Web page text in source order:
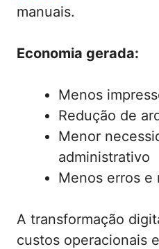
manuais.
Economia gerada:
Menos
Redução de
Menor
administrativo
Menos erros e
A transformação
custos operacionais